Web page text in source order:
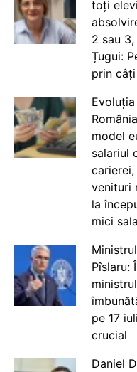
toți
2 sau
Țugui:
prin
model
salariul
venituri
la
mici
Pîslaru:
pe 17
crucial
Daniel